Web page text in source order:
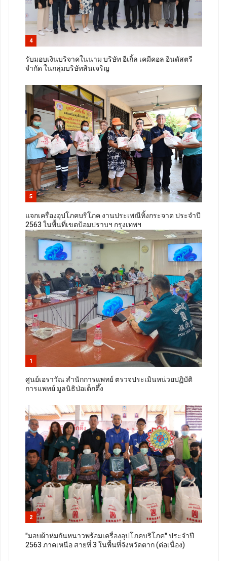
4
รับมอบเงินบริจาคในนาม บริษัท อีเกิ้ล เคมีคอล อินดัสตรี
จำกัด ในกลุ่มบริษัทสินเจริญ
5
แจกเครื่องอุปโภคบริโภค งานประเพณีทิ้งกระจาด ประจำปี
2563 ในพื้นที่เขตป้อมปราบฯ กรุงเทพฯ
1
ศูนย์เอราวัณ สำนักการแพทย์ ตรวจประเมินหน่วยปฏิบัติ
การแพทย์ มูลนิธิป่อเต็กตึ๊ง
2
"มอบผ้าห่มกันหนาวพร้อมเครื่องอุปโภคบริโภค" ประจำปี
2563 ภาคเหนือ สายที่ 3 ในพื้นที่จังหวัดตาก (ต่อเนื่อง)